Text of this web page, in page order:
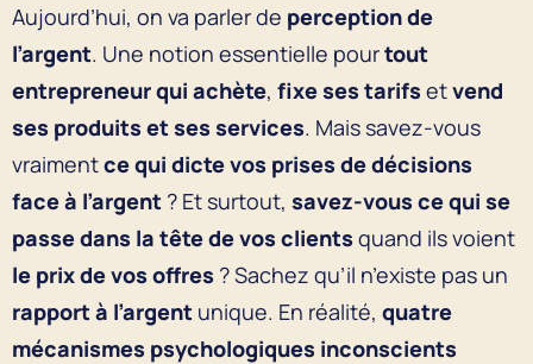
Aujourd’hui, on va parler de perception de
l’argent. Une notion essentielle pourtout
entrepreneur qui achète, fixe ses tarifs etvend
ses produits et ses services. Mais savez-vous
vraimentce qui dicte vos prises de décisions
face à l’argent ? Et surtout, savez-vous ce qui se
passe dans la tête de vos clients quand ils voient
le prix de vos offres ? Sachez qu’il n’existe pas un
rapport à l’argent unique. En réalité, quatre
mécanismes psychologiques inconscients